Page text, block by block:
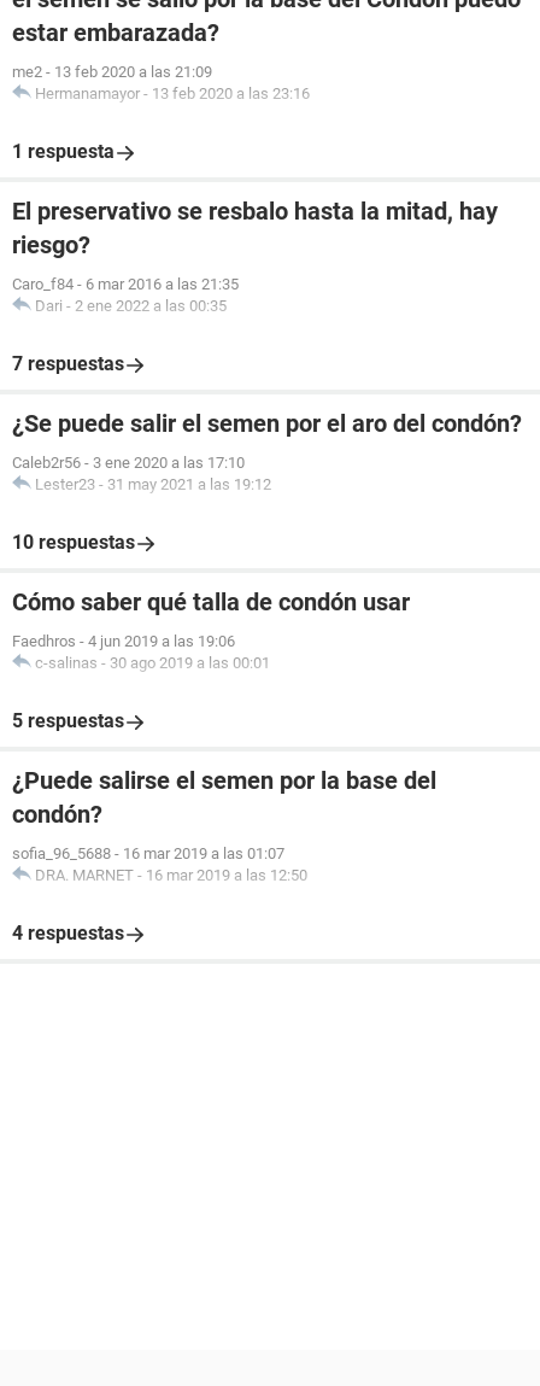
estar embarazada?
me2 - 13 feb 2020 a las 21:09
Hermanamayor - 13 feb 2020 a las 23:16
1 respuesta
El preservativo se resbalo hasta la mitad, hay
riesgo?
Caro_f84 - 6 mar 2016 a las 21:35
Dari - 2 ene 2022 a las 00:35
7 respuestas
¿Se puede salir el semen por el aro del condón?
Caleb2r56 - 3 ene 2020 a las 17:10
Lester23 - 31 may 2021 a las 19:12
10 respuestas
Cómo saber qué talla de condón usar
Faedhros - 4 jun 2019 a las 19:06
c-salinas - 30 ago 2019 a las 00:01
5 respuestas
¿Puede salirse el semen por la base del
condón?
sofia_96_5688 - 16 mar 2019 a las 01:07
DRA. MARNET - 16 mar 2019 a las 12:50
4 respuestas